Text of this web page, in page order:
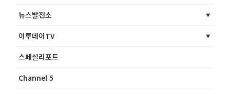
뉴스발전소
이투데이TV
스페셜리포트
Channel 5